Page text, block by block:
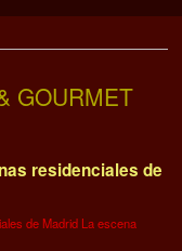
GOURMET
residenciales de
de Madrid La escena